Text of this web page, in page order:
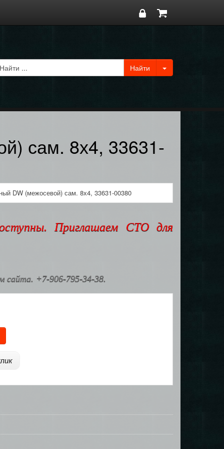
сам. 8х4, 33631-
DW (межосевой) сам. 8х4, 33631-00380
Приглашаем СТО для
сайта. +7-906-795-34-38.